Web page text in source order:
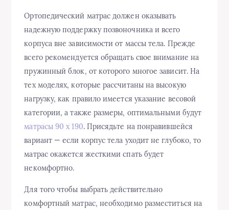
Ортопедический матрас должен оказывать
надежную поддержку позвоночника и всего
корпуса вне зависимости от массы тела. Прежде
всего рекомендуется обращать свое внимание на
пружинный блок, от которого многое зависит. На
тех моделях, которые рассчитаны на высокую
нагрузку, как правило имеется указание весовой
категории, а также размеры, оптимальными будут
матрасы 90 x 190. Присядьте на понравившейся
вариант — если корпус тела уходит не глубоко, то
матрас окажется жесткими спать будет
некомфортно.
Для того чтобы выбрать действительно
комфортный матрас, необходимо разместиться на